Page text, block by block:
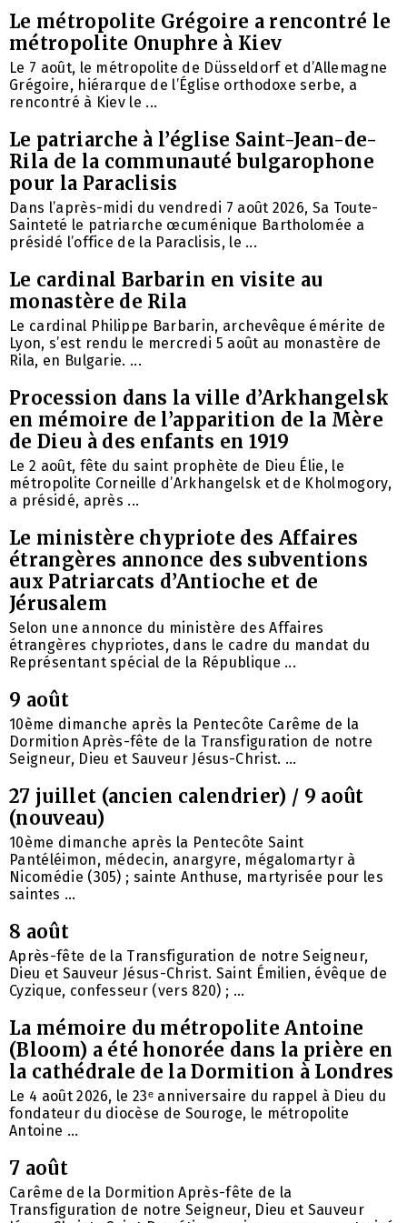
Le métropolite Grégoire a rencontré le
métropolite Onuphre à Kiev
Le 7 août, le métropolite de Düsseldorf et d’Allemagne
Grégoire, hiérarque de l’Église orthodoxe serbe, a
rencontré à Kiev le ...
Le patriarche à l’église Saint-Jean-de-
Rila de la communauté bulgarophone
pour la Paraclisis
Dans l’après-midi du vendredi 7 août 2026, Sa Toute-
Sainteté le patriarche œcuménique Bartholomée a
présidé l’office de la Paraclisis, le ...
Le cardinal Barbarin en visite au
monastère de Rila
Le cardinal Philippe Barbarin, archevêque émérite de
Lyon, s’est rendu le mercredi 5 août au monastère de
Rila, en Bulgarie. ...
Procession dans la ville d’Arkhangelsk
en mémoire de l’apparition de la Mère
de Dieu à des enfants en 1919
Le 2 août, fête du saint prophète de Dieu Élie, le
métropolite Corneille d’Arkhangelsk et de Kholmogory,
a présidé, après ...
Le ministère chypriote des Affaires
étrangères annonce des subventions
aux Patriarcats d’Antioche et de
Jérusalem
Selon une annonce du ministère des Affaires
étrangères chypriotes, dans le cadre du mandat du
Représentant spécial de la République ...
9 août
10ème dimanche après la Pentecôte Carême de la
Dormition Après-fête de la Transfiguration de notre
Seigneur, Dieu et Sauveur Jésus-Christ. ...
27 juillet (ancien calendrier) / 9 août
(nouveau)
10ème dimanche après la Pentecôte Saint
Pantéléimon, médecin, anargyre, mégalomartyr à
Nicomédie (305) ; sainte Anthuse, martyrisée pour les
saintes ...
8 août
Après-fête de la Transfiguration de notre Seigneur,
Dieu et Sauveur Jésus-Christ. Saint Émilien, évêque de
Cyzique, confesseur (vers 820) ; ...
La mémoire du métropolite Antoine
(Bloom) a été honorée dans la prière en
la cathédrale de la Dormition à Londres
Le 4 août 2026, le 23ᵉ anniversaire du rappel à Dieu du
fondateur du diocèse de Souroge, le métropolite
Antoine ...
7 août
Carême de la Dormition Après-fête de la
Transfiguration de notre Seigneur, Dieu et Sauveur